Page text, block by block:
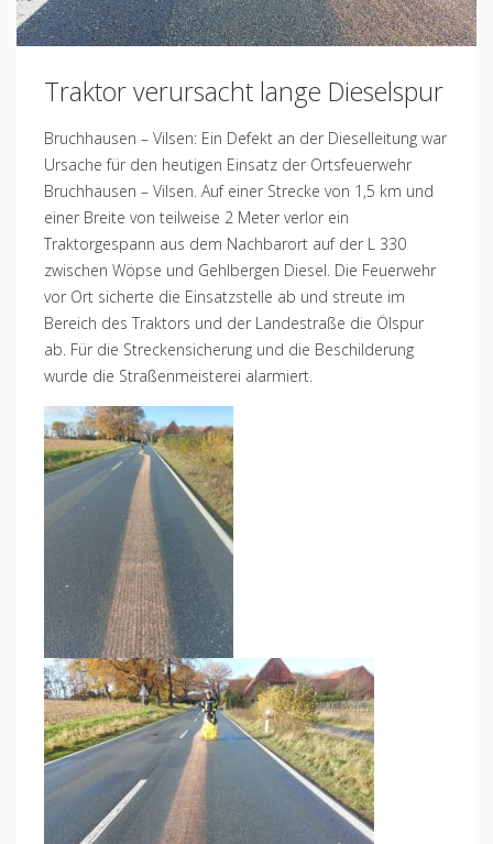
Traktor verursacht lange Dieselspur
Bruchhausen – Vilsen: Ein Defekt an der Dieselleitung war
Ursache für den heutigen Einsatz der Ortsfeuerwehr
Bruchhausen – Vilsen. Auf einer Strecke von 1,5 km und
einer Breite von teilweise 2 Meter verlor ein
Traktorgespann aus dem Nachbarort auf der L 330
zwischen Wöpse und Gehlbergen Diesel. Die Feuerwehr
vor Ort sicherte die Einsatzstelle ab und streute im
Bereich des Traktors und der Landestraße die Ölspur
ab. Für die Streckensicherung und die Beschilderung
wurde die Straßenmeisterei alarmiert.